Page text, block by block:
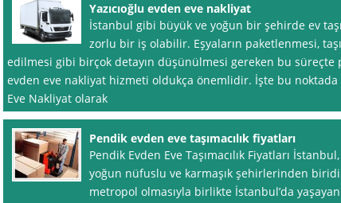
Yazıcıoğlu evden eve nakliyat
İstanbul gibi büyük ve yoğun bir şehirde ev
zorlu bir iş olabilir. Eşyaların paketlenmesi,
edilmesi gibi birçok detayın düşünülmesi gereken bu süreçte
evden eve nakliyat hizmeti oldukça önemlidir. İşte bu noktada
Eve Nakliyat olarak
Pendik evden eve taşımacılık fiyatları
Pendik Evden Eve Taşımacılık Fiyatları
yoğun nüfuslu ve karmaşık şehirlerinden
metropol olmasıyla birlikte İstanbul’da yaşayan